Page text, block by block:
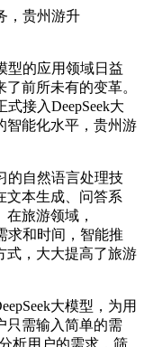
，贵州游升
的应用领域日益
前所未有的变革。
接入DeepSeek大
智能化水平，贵州游
自然语言处理技
文本生成、问答系
旅游领域，
求和时间，智能推
式，大大提高了旅游
大模型，为用
只需输入简单的需
析用户的需求，筛